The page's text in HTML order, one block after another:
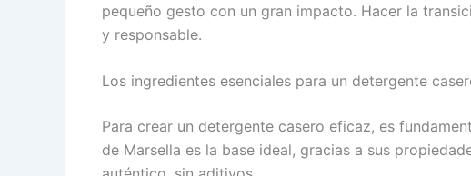
pequeño gesto con un gran impacto. Hacer la
y responsable.
Los ingredientes esenciales para un detergente
Para crear un detergente casero eficaz, es
de Marsella es la base ideal, gracias a sus